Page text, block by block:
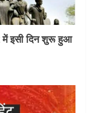
में इसी दिन शुरू हुआ